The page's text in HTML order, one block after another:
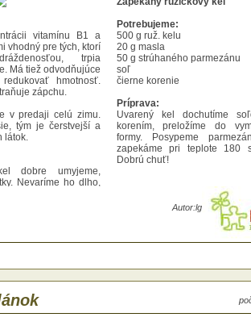
vitamínu B1 a
vhodný pre tých, ktorí
trpia
Má tiež odvodňujúce
hmotnosť.
zápchu.
v predaji celú zimu.
tým je čerstvejší a
látok.
dobre umyjeme,
Nevaríme ho dlho,
Potrebujeme:
500 g ruž. kelu
20 g masla
50 g strúhaného parmezánu
soľ
čierne korenie
Príprava:
Uvarený kel dochutíme
korením, preložíme do
formy. Posypeme
zapekáme pri teplote 180
Dobrú chuť!
Autor:lg